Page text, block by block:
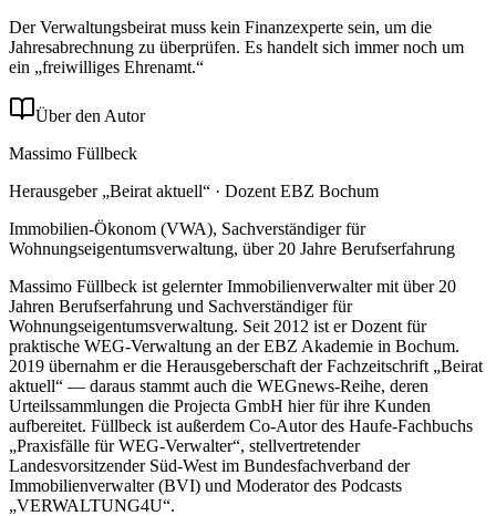
Der Verwaltungsbeirat muss kein Finanzexperte sein, um die
Jahresabrechnung zu überprüfen. Es handelt sich immer noch um
ein „freiwilliges Ehrenamt.“
Über den Autor
Massimo Füllbeck
Herausgeber „Beirat aktuell“ · Dozent EBZ Bochum
Immobilien-Ökonom (VWA), Sachverständiger für
Wohnungseigentumsverwaltung, über 20 Jahre Berufserfahrung
Massimo Füllbeck ist gelernter Immobilienverwalter mit über 20
Jahren Berufserfahrung und Sachverständiger für
Wohnungseigentumsverwaltung. Seit 2012 ist er Dozent für
praktische WEG-Verwaltung an der EBZ Akademie in Bochum.
2019 übernahm er die Herausgeberschaft der Fachzeitschrift „Beirat
aktuell“ — daraus stammt auch die WEGnews-Reihe, deren
Urteilssammlungen die Projecta GmbH hier für ihre Kunden
aufbereitet. Füllbeck ist außerdem Co-Autor des Haufe-Fachbuchs
„Praxisfälle für WEG-Verwalter“, stellvertretender
Landesvorsitzender Süd-West im Bundesfachverband der
Immobilienverwalter (BVI) und Moderator des Podcasts
„VERWALTUNG4U“.